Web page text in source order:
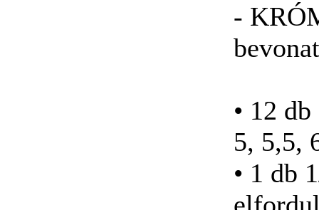
-
• 12
5, 5,5,
• 1 db